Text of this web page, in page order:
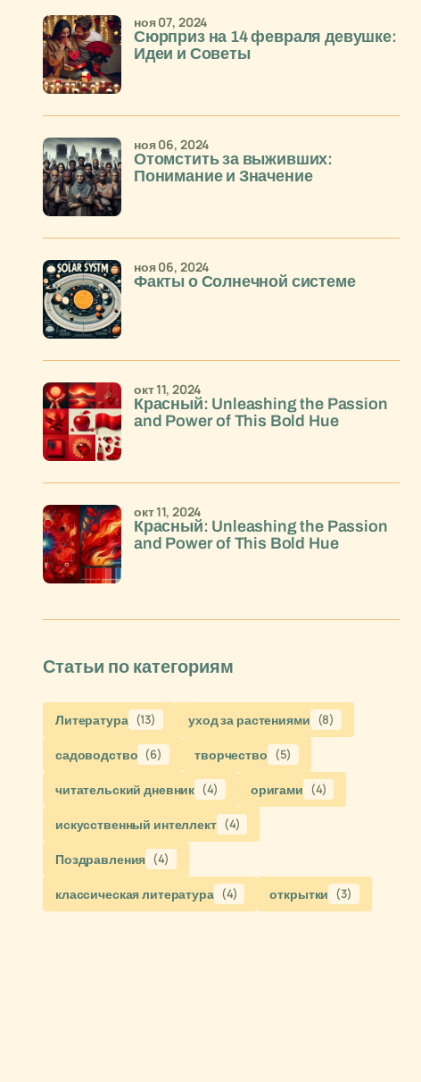
Сюрприз на 14 февраля девушке:
Идеи и Советы
ноя 07, 2024
Отомстить за выживших:
Понимание и Значение
ноя 06, 2024
Факты о Солнечной системе
ноя 06, 2024
Красный: Unleashing the Passion
and Power of This Bold Hue
окт 11, 2024
Красный: Unleashing the Passion
and Power of This Bold Hue
окт 11, 2024
Статьи по категориям
Литература (13) уход за растениями (8)
садоводство (6) творчество (5)
читательский дневник (4) оригами (4)
искусственный интеллект (4)
Поздравления (4)
классическая литература (4) открытки (3)